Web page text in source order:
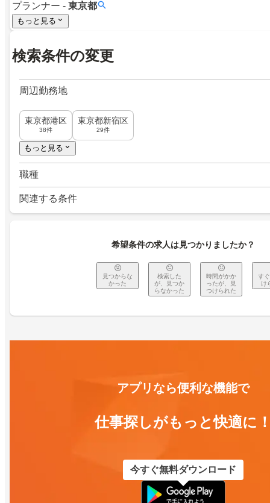
プランナー - 東京都
もっと見る
検索条件の変更
周辺勤務地
東京都港区
38件
東京都新宿区
29件
もっと見る
職種
関連する条件
希望条件の求人は見つかりましたか？
見つからな
かった
検索した
が、見つか
らなかった
時間がかか
ったが、見
つけられた
す
け
アプリなら便利な機能で
仕事探しがもっと快適に
今すぐ無料ダウンロード